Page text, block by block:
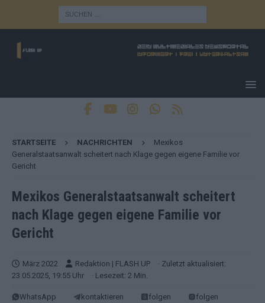
STARTSEITE NACHRICHTEN
Mexikos
Generalstaatsanwalt scheitert nach Klage gegen eigene Familie vor
Gericht
Mexikos Generalstaatsanwalt scheitert
nach Klage gegen eigene Familie vor
Gericht
März 2022 Redaktion | FLASH UP
· Zuletzt aktualisiert:
23.05.2025, 19:55 Uhr
· Lesezeit: 2 Min.
WhatsApp kontaktieren folgen
folgen